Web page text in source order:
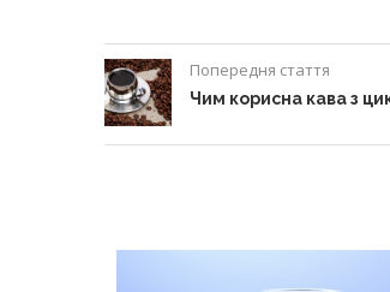
Попередня стаття
Чим корисна кава з